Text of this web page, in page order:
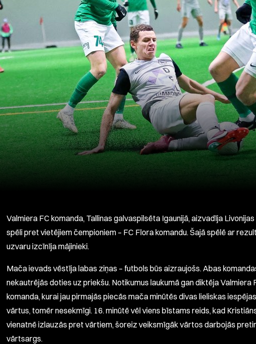
Valmiera FC komanda, Tallinas galvaspilsēta Igaunijā, aizvadīja
spēli pret vietējiem čempioniem – FC Flora komandu. Šajā spēlē ar
uzvaru izcīnīja mājinieki.
Mača ievads vēstīja labas ziņas – futbols būs aizraujošs. Abas
nekautrējās doties uz priekšu. Notikumus laukumā gan diktēja Valmiera
komanda, kurai jau pirmajās piecās mača minūtēs divas lieliskas
vārtus, tomēr nesekmīgi. 16. minūtē vēl viens bīstams reids, kad
vienatnē izlauzās pret vārtiem, šoreiz veiksmīgāk vārtos darbojās
vārtsargs.